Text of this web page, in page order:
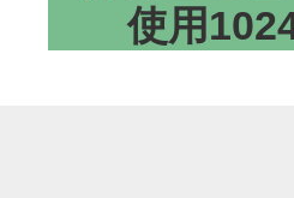
使用